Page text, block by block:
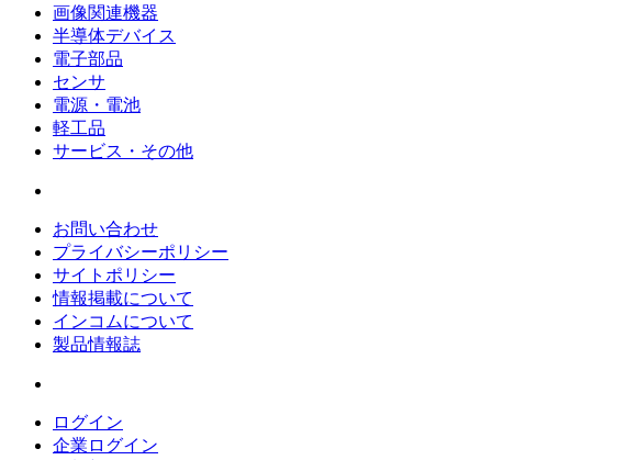
画像関連機器
半導体デバイス
電子部品
センサ
電源・電池
軽工品
サービス・その他
お問い合わせ
プライバシーポリシー
サイトポリシー
情報掲載について
インコムについて
製品情報誌
ログイン
企業ログイン